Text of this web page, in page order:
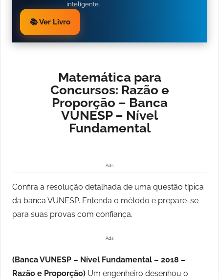
inteligente.
📚 Ver Livro
Matemática para
Concursos: Razão e
Proporção – Banca
VUNESP – Nível
Fundamental
Ads
Confira a resolução detalhada de uma questão típica
da banca VUNESP. Entenda o método e prepare-se
para suas provas com confiança.
Ads
(Banca VUNESP – Nível Fundamental – 2018 –
Razão e Proporção) Um engenheiro desenhou o